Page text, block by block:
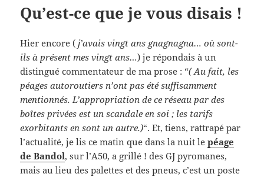
Qu’est-ce que je vous disais !
Hier encore ( j’avais vingt ans gnagnagna… où sont-
ils à présent mes vingt ans…) je répondais à un
distingué commentateur de ma prose : “( Au fait, les
péages autoroutiers n’ont pas été suffisamment
mentionnés. L’appropriation de ce réseau par des
boîtes privées est un scandale en soi ; les tarifs
exorbitants en sont un autre.)“. Et, tiens, rattrapé par
l’actualité, je lis ce matin que dans la nuit lepéage
de Bandol, sur l’A50, a grillé ! des GJ pyromanes,
mais au lieu des palettes et des pneus, c’est un poste